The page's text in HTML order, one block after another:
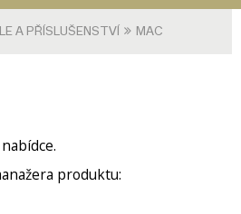
A PŘÍSLUŠENSTVÍ
MAC
produktu: